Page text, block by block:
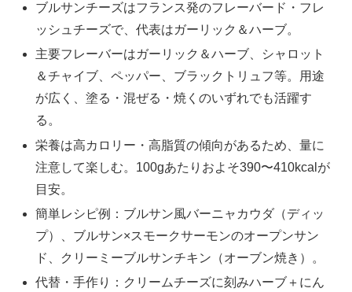
ブルサンチーズはフランス発のフレーバード・フレ
ッシュチーズで、代表はガーリック＆ハーブ。
主要フレーバーはガーリック＆ハーブ、シャロット
＆チャイブ、ペッパー、ブラックトリュフ等。用途
が広く、塗る・混ぜる・焼くのいずれでも活躍す
る。
栄養は高カロリー・高脂質の傾向があるため、量に
注意して楽しむ。100gあたりおよそ390〜410kcalが
目安。
簡単レシピ例：ブルサン風バーニャカウダ（ディッ
プ）、ブルサン×スモークサーモンのオープンサン
ド、クリーミーブルサンチキン（オーブン焼き）。
代替・手作り：クリームチーズに刻みハーブ＋にん